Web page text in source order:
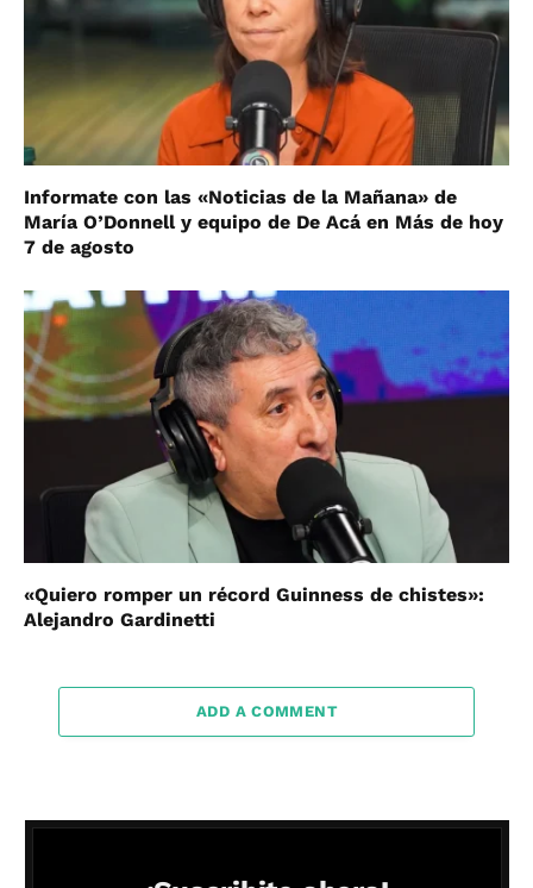
Informate con las «Noticias de la Mañana» de
María O’Donnell y equipo de De Acá en Más de hoy
7 de agosto
«Quiero romper un récord Guinness de chistes»:
Alejandro Gardinetti
ADD A COMMENT